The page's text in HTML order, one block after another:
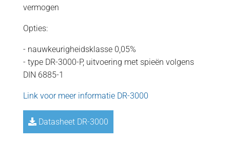
vermogen
Opties:
- nauwkeurigheidsklasse 0,05%
- type DR-3000-P, uitvoering met spieën volgens
DIN 6885-1
Link voor meer informatie DR-3000
Datasheet DR-3000